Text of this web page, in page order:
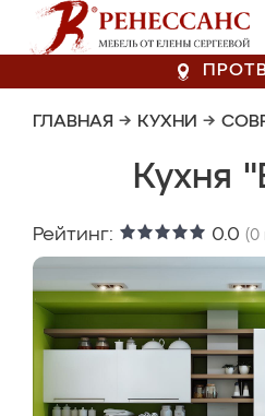
ГЛАВНАЯ → КУХНИ →
Кухня
Рейтинг: 0.0 (0